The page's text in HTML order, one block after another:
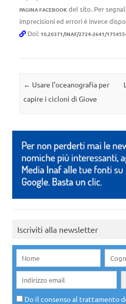
PAGINA FACEBOOK del sito. Per
imprecisioni ed errori è invece
Doi: 10.20371/INAF/2724-2641/
Navigazione articolo
← Usare l’oceanografia per
capire i cicloni di Giove
Iscriviti alla newsletter
Do il consenso al trattamento